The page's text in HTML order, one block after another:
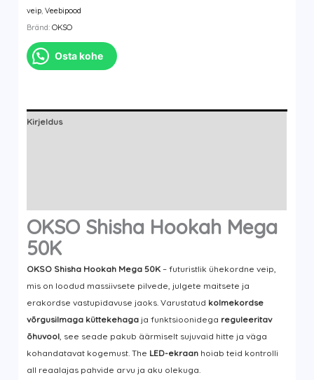
veip,Veebipood
Bränd:OKSO
Osta kohe
Kirjeldus
OKSO Shisha Hookah Mega
50K
OKSO Shisha Hookah Mega 50K – futuristlik ühekordne veip,
mis on loodud massiivsete pilvede, julgete maitsete ja
erakordse vastupidavuse jaoks. Varustatud kolmekordse
võrgusilmaga küttekehaga ja funktsioonidega reguleeritav
õhuvool , see seade pakub äärmiselt sujuvaid hitte ja väga
kohandatavat kogemust. The LED-ekraan hoiab teid kontrolli
all reaalajas pahvide arvu ja aku olekuga.